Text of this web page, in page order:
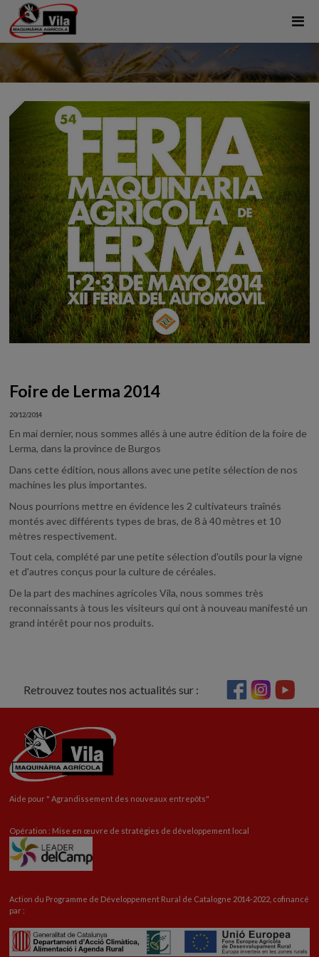
Foire de Lerma 2014
20/12/2014
En mai dernier, nous sommes allés à une autre édition de la foire de
Lerma, dans la province de Burgos
Dans cette édition, nous allons avec une petite sélection de nos
machines les plus importantes.
Nous pourrions mettre en évidence les 2 cultivateurs traînés
montés avec différents types de bras, de 8 à 40 mètres et 10
mètres respectivement.
Tout cela, complété par une petite sélection d'outils pour la vigne
et d'autres conçus pour la culture de céréales.
De la part des machines agricoles Vila, nous sommes très
reconnaissants à tous les visiteurs qui ont à nouveau manifesté un
grand intérêt pour nos produits.
Retrouvez toutes nos actualités sur :
Aide pour " Agrandissement des nouveaux entrepôts"
Opération : Mise en œuvre de stratégies de développement local
Action du Programme de Développement Rural de Catalogne 2014-2022, cofinancé
par :